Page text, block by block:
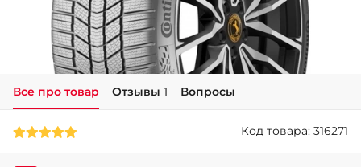
+38 (098) 911-911-4
- на Калиновой
+38 (077) 7-184-184
- Донецкое шоссе
+38 (050)-911-911-2
+38 (099)-643-33-77
Все про товар Отзывы 1 Вопросы
Код товара: 316271